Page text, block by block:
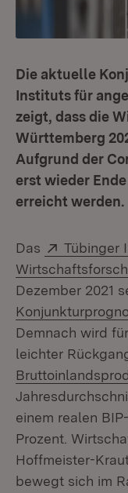
Die aktuelle
Instituts für
zeigt, dass die
Württemberg
Aufgrund der
erst wieder
erreicht werden.
Das Extern:
Tübinger
Dezember 2021
Demnach wird
leichter
einem realen
Prozent.
Hoffmeister-
bewegt sich im